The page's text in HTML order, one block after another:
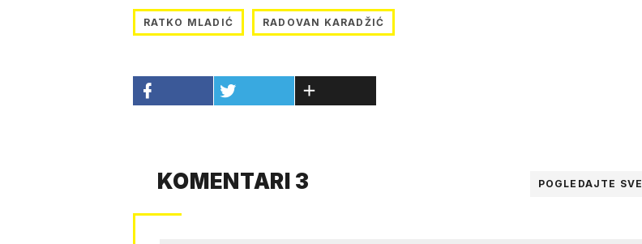
RATKO MLADIĆ RADOVAN KARADŽIĆ
KOMENTARI 3 POGLEDAJTE SVE